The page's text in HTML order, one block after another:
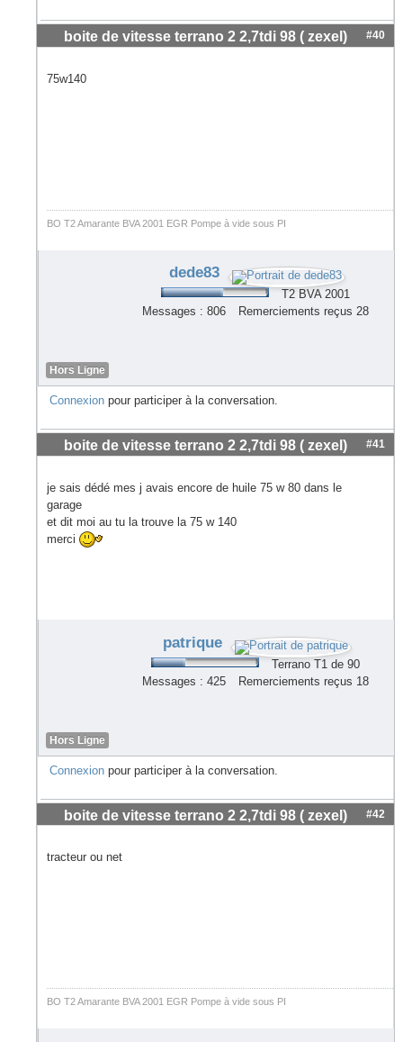
boite de vitesse terrano 2 2,7tdi 98 ( zexel) #40
75w140
BO T2 Amarante BVA 2001 EGR Pompe à vide sous PI
dede83
T2 BVA 2001
Messages : 806
Remerciements reçus 28
Hors Ligne
Connexion pour participer à la conversation.
boite de vitesse terrano 2 2,7tdi 98 ( zexel) #41
je sais dédé mes j avais encore de huile 75 w 80 dans le
garage
et dit moi au tu la trouve la 75 w 140
merci
patrique
Terrano T1 de 90
Messages : 425
Remerciements reçus 18
Hors Ligne
Connexion pour participer à la conversation.
boite de vitesse terrano 2 2,7tdi 98 ( zexel) #42
tracteur ou net
BO T2 Amarante BVA 2001 EGR Pompe à vide sous PI